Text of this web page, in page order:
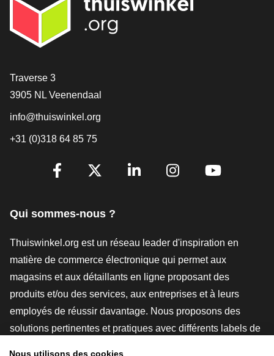
[_General:Contact]
Traverse 3
3905 NL Veenendaal
info@thuiswinkel.org
+31 (0)318 64 85 75
[_General:SocialMediaTitle]
Qui sommes-nous ?
Thuiswinkel.org est un réseau leader d'inspiration en
matière de commerce électronique qui permet aux
magasins et aux détaillants en ligne proposant des
produits et/ou des services, aux entreprises et à leurs
employés de réussir davantage. Nous proposons des
solutions pertinentes et pratiques avec différents labels de
Nous utilisons des cookies